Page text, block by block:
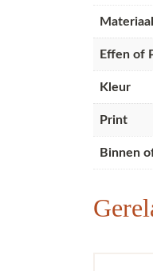
Materiaal
Effen of
Kleur
Print
Binnen